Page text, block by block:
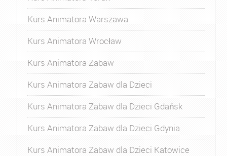
Kurs Animatora Warszawa
Kurs Animatora Wrocław
Kurs Animatora Zabaw
Kurs Animatora Zabaw dla Dzieci
Kurs Animatora Zabaw dla Dzieci Gdańsk
Kurs Animatora Zabaw dla Dzieci Gdynia
Kurs Animatora Zabaw dla Dzieci Katowice